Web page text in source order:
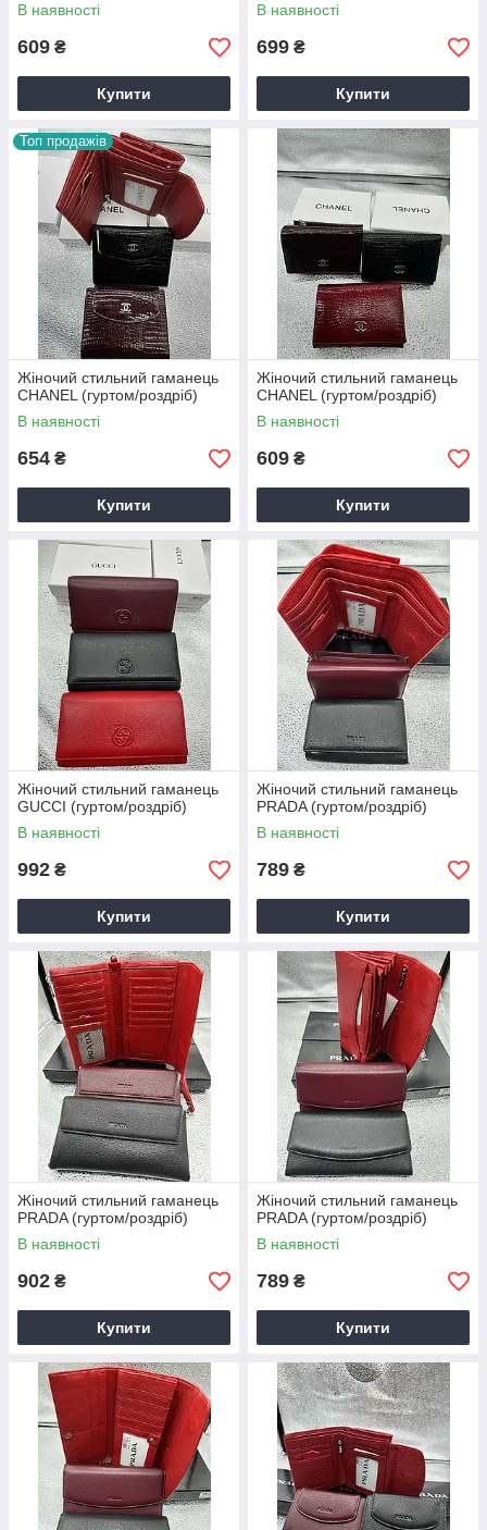
В наявності
609 ₴
Купити
В наявності
699 ₴
Купити
Топ продажів
Жіночий стильний гаманець
CHANEL (гуртом/роздріб)
В наявності
654 ₴
Купити
Жіночий стильний гаманець
CHANEL (гуртом/роздріб)
В наявності
609 ₴
Купити
Жіночий стильний гаманець
GUCCI (гуртом/роздріб)
В наявності
992 ₴
Купити
Жіночий стильний гаманець
PRADA (гуртом/роздріб)
В наявності
789 ₴
Купити
Жіночий стильний гаманець
PRADA (гуртом/роздріб)
В наявності
902 ₴
Купити
Жіночий стильний гаманець
PRADA (гуртом/роздріб)
В наявності
789 ₴
Купити